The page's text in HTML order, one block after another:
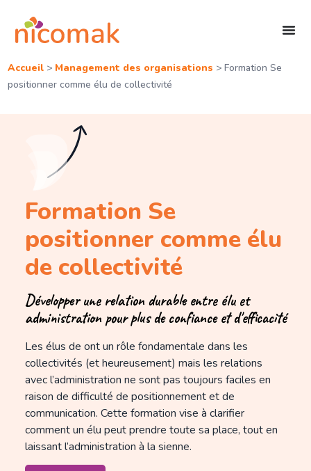
Accueil> Management des organisations > Formation Se
positionner comme élu de collectivité
Formation Se
positionner comme élu
de collectivité
Développer une relation durable entre élu et
administration pour plus de confiance et d'efficacité
Les élus de ont un rôle fondamentale dans les
collectivités (et heureusement) mais les relations
avec l’administration ne sont pas toujours faciles en
raison de difficulté de positionnement et de
communication. Cette formation vise à clarifier
comment un élu peut prendre toute sa place, tout en
laissant l’administration à la sienne.